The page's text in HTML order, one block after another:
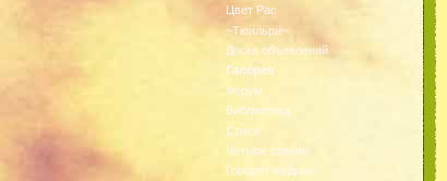
Цвет Рас
~Тюильри~
Доска объявлений
Галерея
Форум
Библиотека
Стихи
Четыре стихии
Говорят мудрые